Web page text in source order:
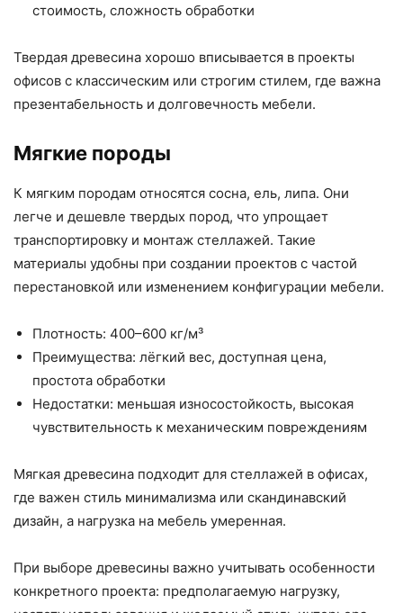
стоимость, сложность обработки
Твердая древесина хорошо вписывается в проекты
офисов с классическим или строгим стилем, где важна
презентабельность и долговечность мебели.
Мягкие породы
К мягким породам относятся сосна, ель, липа. Они
легче и дешевле твердых пород, что упрощает
транспортировку и монтаж стеллажей. Такие
материалы удобны при создании проектов с частой
перестановкой или изменением конфигурации мебели.
Плотность: 400–600 кг/м³
Преимущества: лёгкий вес, доступная цена,
простота обработки
Недостатки: меньшая износостойкость, высокая
чувствительность к механическим повреждениям
Мягкая древесина подходит для стеллажей в офисах,
где важен стиль минимализма или скандинавский
дизайн, а нагрузка на мебель умеренная.
При выборе древесины важно учитывать особенности
конкретного проекта: предполагаемую нагрузку,